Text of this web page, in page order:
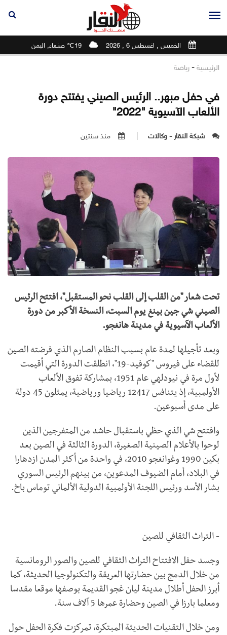
الخميس , اغسطس 6 , 2026 19℃ صنعاء, اليمن
الرئيسية - رياضة
في حفل مبهر.. الرئيس الصيني يفتتح دورة
الألعاب الآسيوية "2022"
شبكة النقار - وكالات منذ سنتين
تحت شعار "من القلب إلى القلب نحو المستقبل"، افتتح الرئيس
الصيني شي جين بينغ يوم السبت، النسخة الأكبر من دورة
الألعاب الآسيوية في مدينة هانغجو.
وبعد تأجيلها لمدة عام بسبب النظام الصارم الذي فرضته الصين
للقضاء على فيروس "كوفيد-19"، انطلقت الدورة التي أقيمت
لأول مرة في نيودلهي عام 1951، بمشاركة تفوق الألعاب
الأولمبية، إذ يتنافس 12417 رياضيا ورياضية، يمثلون 45 دولة
على مدى أسبوعين.
وافتتح شي الذي حظي باستقبال حاشد من المتفرجين الذين
لوحوا بالأعلام الصينية الصغيرة، الدورة الثالثة في الصين بعد
بكين 1990 وغوانغجو 2010، في واحدة من أكثر المدن ازدهارا
في البلاد، أمام الضيوف المدعوين، من بينهم الرئيس السوري
بشار الأسد ورئيس اللجنة الأولمبية الدولية الألماني توماس باخ.
- التراث الثقافي للصين
وجسد حفل الافتتاح التراث الثقافي للصين والصور الرومانسية
من خلال الدمج بين حضارتها العريقة والتكنولوجيا الحديثة، كما
أبرز الحفل أطلال مدينة ليان غجو القديمة بوصفها موقعا مقدسا
ومعلما بارزا في الصين وحضارة عمرها 5 آلاف سنة.
ومن خلال التقنيات الحديثة المبتكرة، تمركزت فكرة الحفل حول